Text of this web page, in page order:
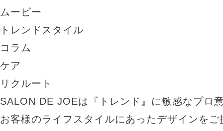
ムービー
トレンドスタイル
コラム
ケア
リクルート
SALON DE JOEは『トレンド』に敏感なプロ
お客様のライフスタイルにあったデザインを